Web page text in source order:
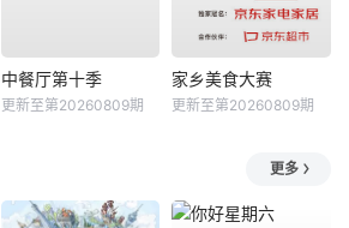
中餐厅第十季
更新至第20260809期
家乡美食大赛
更新至第20260809期
更多